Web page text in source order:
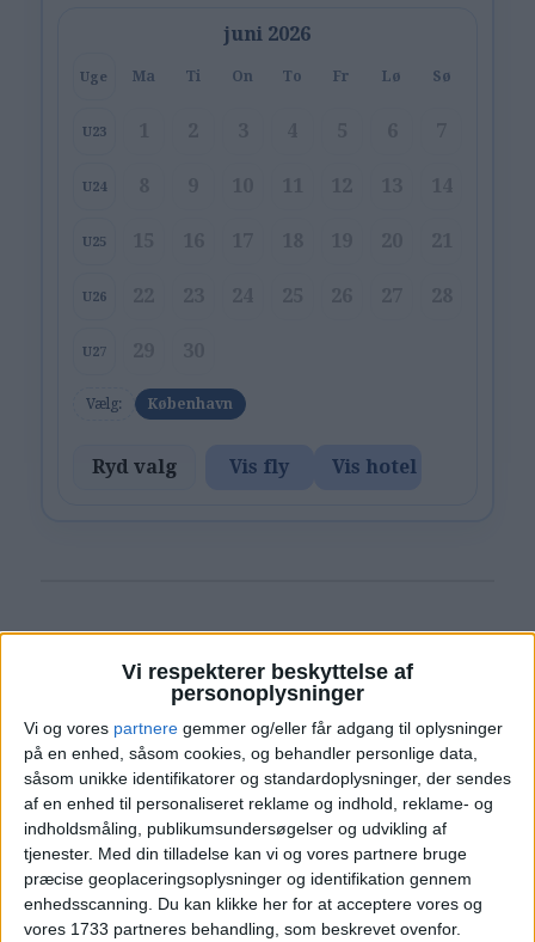
Vi respekterer beskyttelse af
personoplysninger
Vi og vores partnere gemmer og/eller får adgang til oplysninger
på en enhed, såsom cookies, og behandler personlige data,
såsom unikke identifikatorer og standardoplysninger, der sendes
af en enhed til personaliseret reklame og indhold, reklame- og
indholdsmåling, publikumsundersøgelser og udvikling af
tjenester. Med din tilladelse kan vi og vores partnere bruge
præcise geoplaceringsoplysninger og identifikation gennem
enhedsscanning. Du kan klikke her for at acceptere vores og
vores 1733 partneres behandling, som beskrevet ovenfor.
juni 2026
Uge Ma Ti On To Fr Lø Sø
U23
U24
U25
U26
U27
Vælg: København
Ryd valg Vis fly Vis hotel
PRISOVERSIGT
KØBENHAVN: 15. – 19. JUN 2026 (4 NÆTTER)
749,-
FLY 571,-
I ALT 1.320,-
Pris pr. person ved